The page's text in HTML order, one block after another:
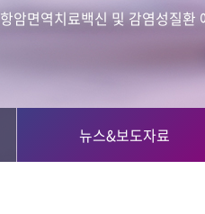
항암면역치료백신 및 감염성질환
뉴스&보도자료